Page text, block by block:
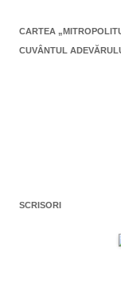
CARTEA
CUVÂNTUL
SCRISORI